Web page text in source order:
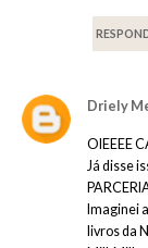
Driely
OIEEEE
Já disse
Imaginei
livros da